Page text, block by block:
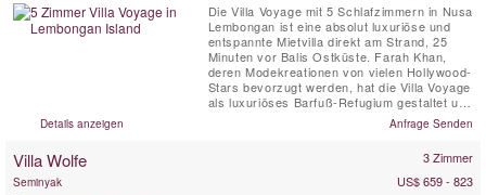
Die Villa Voyage mit 5 Schlafzimmern in Nusa
Lembongan ist eine absolut luxuriöse und
entspannte Mietvilla direkt am Strand, 25
Minuten vor Balis Ostküste. Farah Khan,
deren Modekreationen von vielen Hollywood-
Stars bevorzugt werden, hat die Villa Voyage
als luxuriöses Barfuß-Refugium gestaltet und
dabei den Charme der alten Welt mit
Kokosnussholzböden, Bambus,
tropischen Inselkulisse nur wenige Meter
vom weißen Sandstrand entfernt ...
Details anzeigen Anfrage Senden
Villa Wolfe 3 Zimmer
Seminyak
US$ 659 - 823